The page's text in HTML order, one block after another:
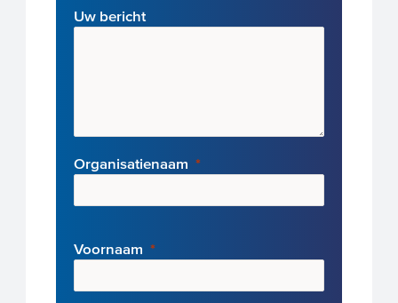
Uw bericht
Organisatienaam
Voornaam